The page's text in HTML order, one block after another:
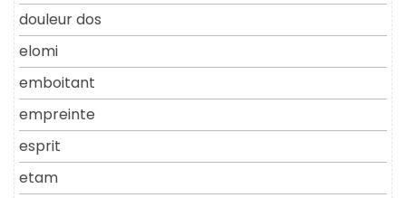
douleur dos
elomi
emboitant
empreinte
esprit
etam